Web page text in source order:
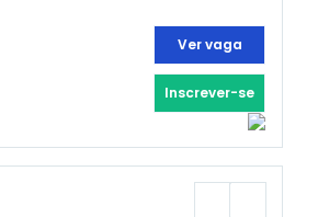
Ver vaga
Inscrever-se